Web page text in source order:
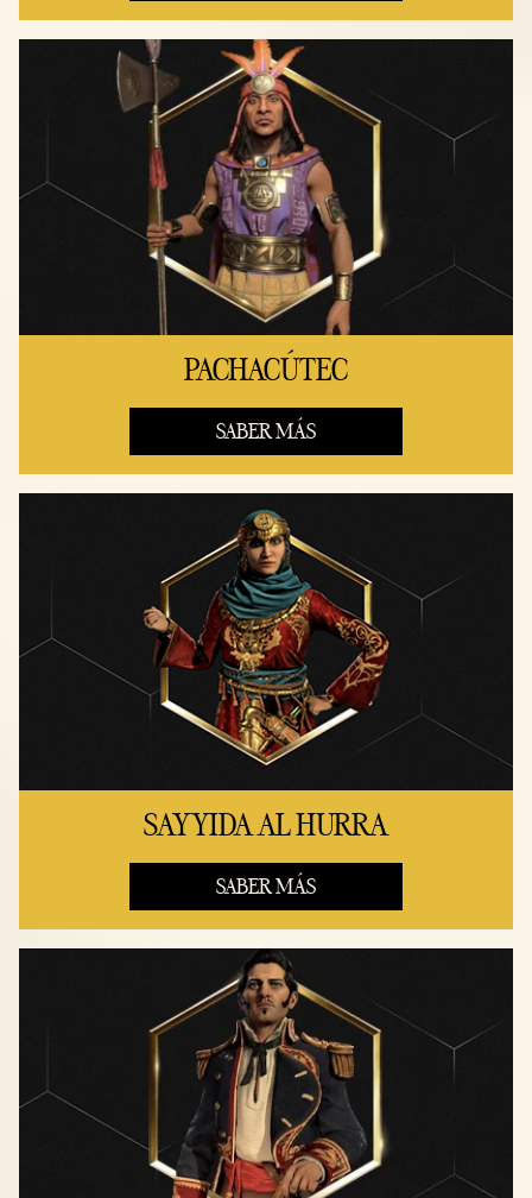
PACHACÚTEC
SABER MÁS
SAYYIDA AL HURRA
SABER MÁS